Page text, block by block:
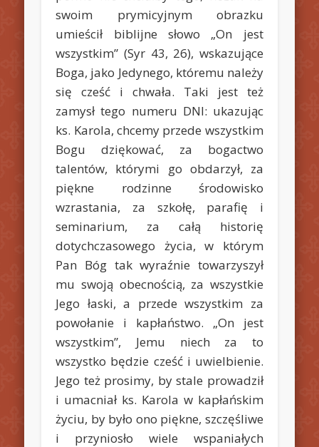
swoim prymicyjnym obrazku
umieścił biblijne słowo „On jest
wszystkim” (Syr 43, 26), wskazujące
Boga, jako Jedynego, któremu należy
się cześć i chwała. Taki jest też
zamysł tego numeru DNI: ukazując
ks. Karola, chcemy przede wszystkim
Bogu dziękować, za bogactwo
talentów, którymi go obdarzył, za
piękne rodzinne środowisko
wzrastania, za szkołę, parafię i
seminarium, za całą historię
dotychczasowego życia, w którym
Pan Bóg tak wyraźnie towarzyszył
mu swoją obecnością, za wszystkie
Jego łaski, a przede wszystkim za
powołanie i kapłaństwo. „On jest
wszystkim”, Jemu niech za to
wszystko będzie cześć i uwielbienie.
Jego też prosimy, by stale prowadził
i umacniał ks. Karola w kapłańskim
życiu, by było ono piękne, szczęśliwe
i przyniosło wiele wspaniałych